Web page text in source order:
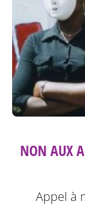
NON AUX
Appel à